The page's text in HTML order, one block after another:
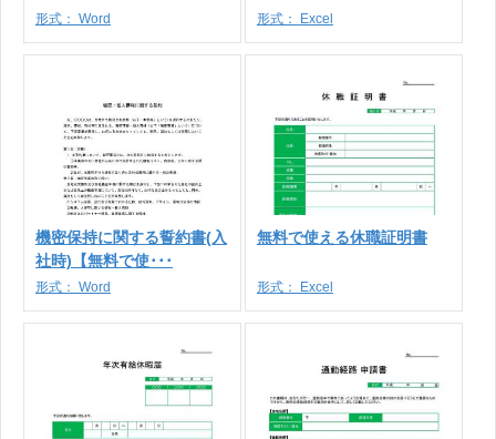
形式： Word 形式： Excel
機密保持に関する誓約書(入
社時)【無料で使･･･
形式： Word
無料で使える休職証明書
形式： Excel